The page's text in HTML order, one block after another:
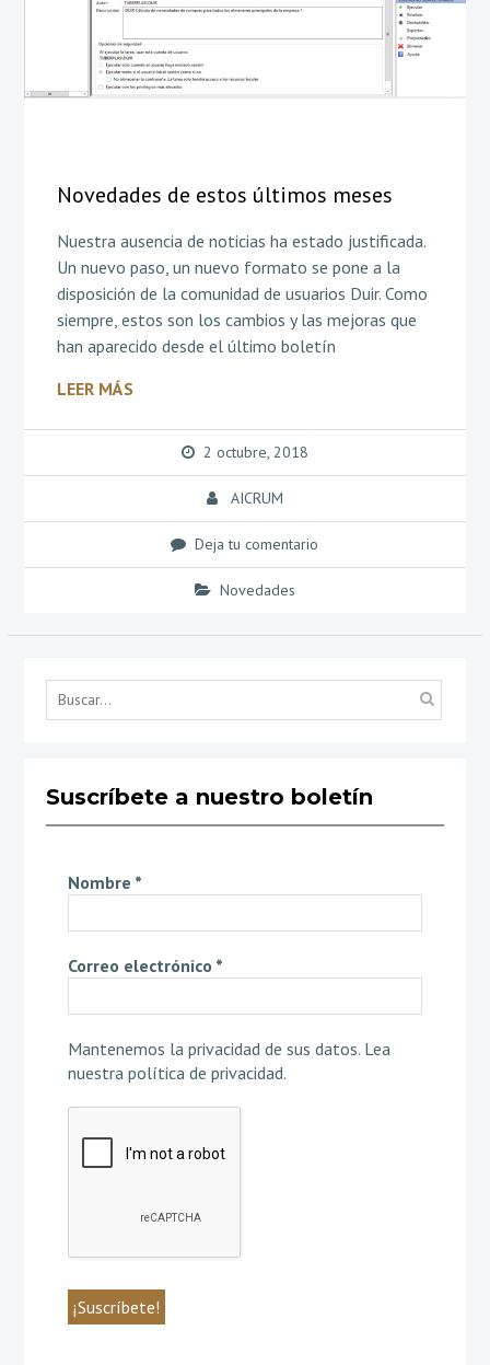
Novedades de estos últimos meses
Nuestra ausencia de noticias ha estado justificada.
Un nuevo paso, un nuevo formato se pone a la
disposición de la comunidad de usuarios Duir. Como
siempre, estos son los cambios y las mejoras que
han aparecido desde el último boletín
LEER MÁS
2 octubre, 2018
AICRUM
Deja tu comentario
Novedades
Suscríbete a nuestro boletín
Nombre *
Correo electrónico *
Mantenemos la privacidad de sus datos. Lea
nuestra política de privacidad.